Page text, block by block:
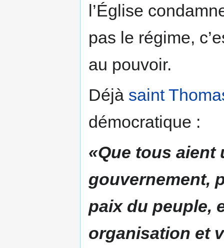
l’Église
pas le régime,
au pouvoir.
Déjà saint
démocratique :
«Que tous aient
gouvernement,
paix du peuple,
organisation et